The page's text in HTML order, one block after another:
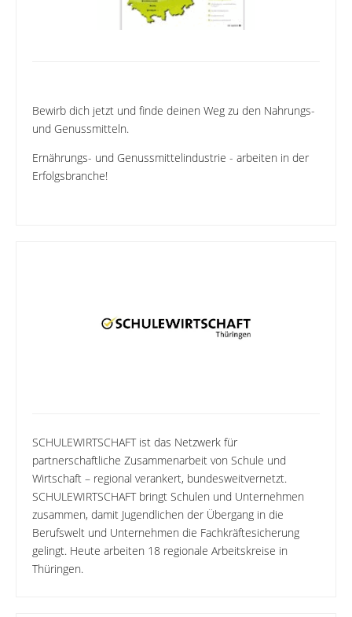
Bewirb dich jetzt und finde deinen Weg zu den Nahrungs-
und Genussmitteln.
Ernährungs- und Genussmittelindustrie - arbeiten in der
Erfolgsbranche!
SCHULEWIRTSCHAFT ist das Netzwerk für
partnerschaftliche Zusammenarbeit von Schule und
Wirtschaft – regional verankert, bundesweitvernetzt.
SCHULEWIRTSCHAFT bringt Schulen und Unternehmen
zusammen, damit Jugendlichen der Übergang in die
Berufswelt und Unternehmen die Fachkräftesicherung
gelingt. Heute arbeiten 18 regionale Arbeitskreise in
Thüringen.